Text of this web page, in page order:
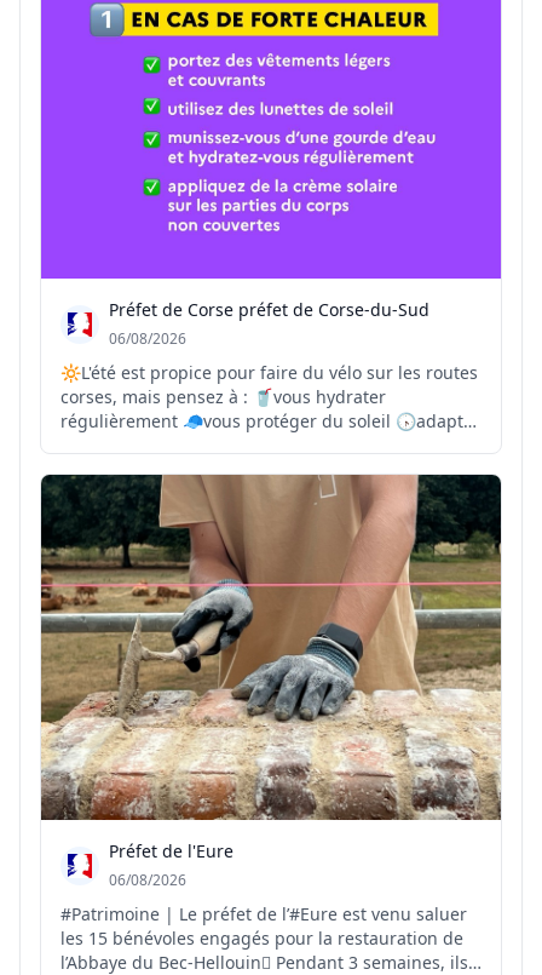
Préfet de Corse préfet de Corse-du-Sud
06/08/2026
🔆L'été est propice pour faire du vélo sur les routes
corses, mais pensez à : 🥤vous hydrater
régulièrement 🧢vous protéger du soleil 🕟adapter
plus supportables
Préfet de l'Eure
06/08/2026
#Patrimoine | Le préfet de l’#Eure est venu saluer
les 15 bénévoles engagés pour la restauration de
l’Abbaye du Bec-Hellouin🪏 Pendant 3 semaines, ils